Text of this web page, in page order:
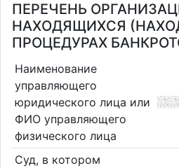
ПЕРЕЧЕНЬ
НАХОДЯЩИХСЯ
ПРОЦЕДУРАХ
Наименование
управляющего
юридического лица или
ФИО управляющего
физического лица
Суд, в котором